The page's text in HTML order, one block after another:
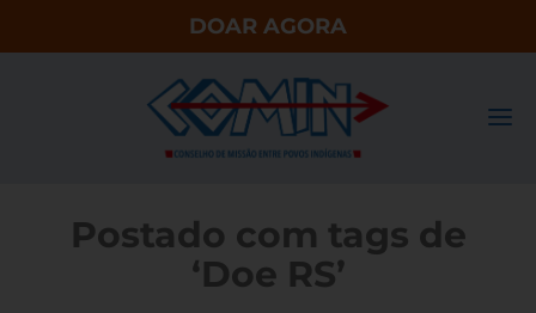
DOAR AGORA
Postado com tags de
‘Doe RS’